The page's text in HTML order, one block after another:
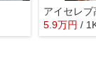
5.9万円 /